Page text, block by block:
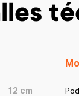
12 cm